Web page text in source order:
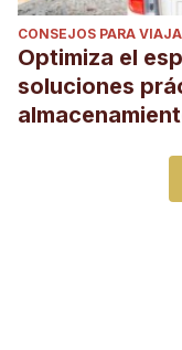
CONSEJOS PARA
Optimiza el
soluciones